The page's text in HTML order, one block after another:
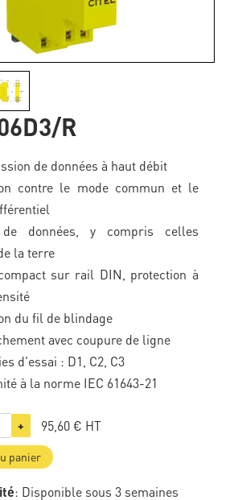
R
de données à haut débit
contre le mode commun et le
données, y compris celles
la terre
sur rail DIN, protection à
du fil de blindage
avec coupure de ligne
d'essai : D1, C2, C3
à la norme IEC 61643-21
+ 95,60 € HT
panier
: Disponible sous 3 semaines